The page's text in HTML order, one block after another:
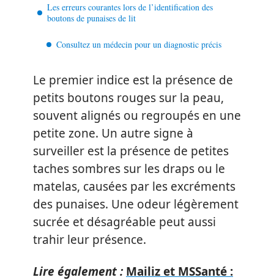
Les erreurs courantes lors de l’identification des
boutons de punaises de lit
Consultez un médecin pour un diagnostic précis
Le premier indice est la présence de
petits boutons rouges sur la peau,
souvent alignés ou regroupés en une
petite zone. Un autre signe à
surveiller est la présence de petites
taches sombres sur les draps ou le
matelas, causées par les excréments
des punaises. Une odeur légèrement
sucrée et désagréable peut aussi
trahir leur présence.
Lire également : Mailiz et MSSanté :